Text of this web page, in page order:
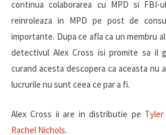
continua colaborarea cu MPD si
reinroleaza in MPD pe post de
importante. Dupa ce afla ca un membru
detectivul Alex Cross isi promite sa il
curand acesta descopera ca aceasta nu
lucrurile nu sunt ceea ce par a fi.
Alex Cross ii are in distributie pe
Rachel Nichols.